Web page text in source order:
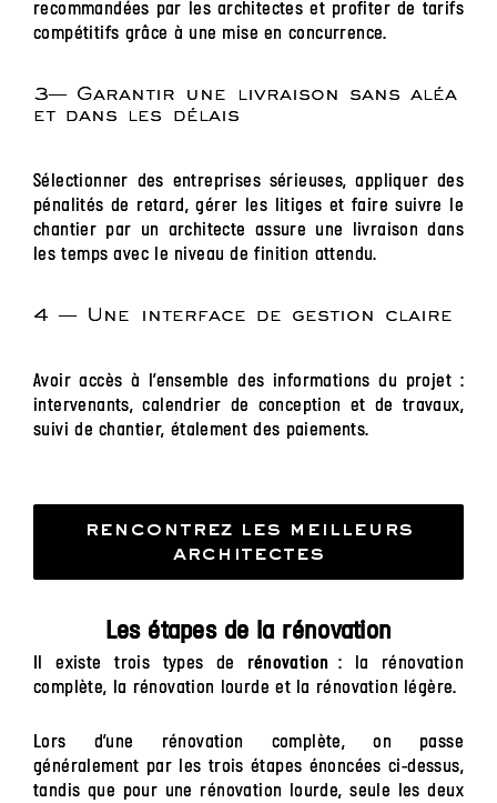
recommandées par les architectes et profiter de tarifs
compétitifs grâce à une mise en concurrence.
3— Garantir une livraison sans aléa
et dans les délais
Sélectionner des entreprises sérieuses, appliquer des
pénalités de retard, gérer les litiges et faire suivre le
chantier par un architecte assure une livraison dans
les temps avec le niveau de finition attendu.
4 — Une interface de gestion claire
Avoir accès à l’ensemble des informations du projet :
intervenants, calendrier de conception et de travaux,
suivi de chantier, étalement des paiements.
rencontrez les meilleurs
architectes
Les étapes de la rénovation
Il existe trois types de rénovation : la rénovation
complète, la rénovation lourde et la rénovation légère.
Lors d’une rénovation complète, on passe
généralement par les trois étapes énoncées ci-dessus,
tandis que pour une rénovation lourde, seule les deux